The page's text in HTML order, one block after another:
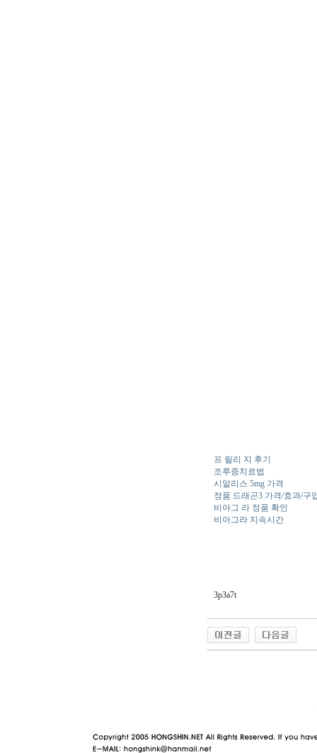
프 릴리 지 후기
조루증치료법
시알리스 5mg 가격
정품 드래곤3 가격/효과/구
비아그 라 정품 확인
비아그라 지속시간
3p3a7t